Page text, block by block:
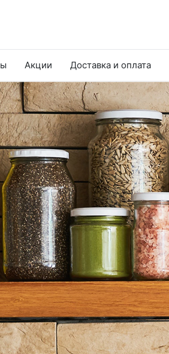
Акции Доставка и оплата